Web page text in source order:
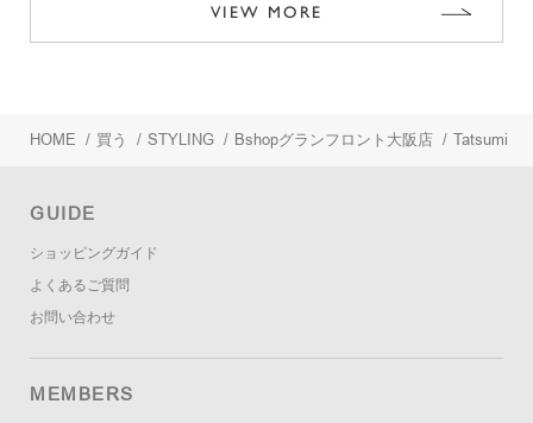
VIEW MORE
HOME / 買う / STYLING / Bshopグランフロント大阪店 / Tatsumi
GUIDE
ショッピングガイド
よくあるご質問
お問い合わせ
MEMBERS